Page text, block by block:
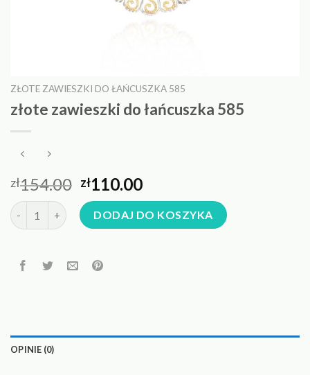
ZŁOTE ZAWIESZKI DO ŁAŃCUSZKA 585
złote zawieszki do łańcuszka 585
zł154.00 zł110.00
ilość złote zawieszki do łańcuszka 585
DODAJ DO KOSZYKA
OPINIE (0)